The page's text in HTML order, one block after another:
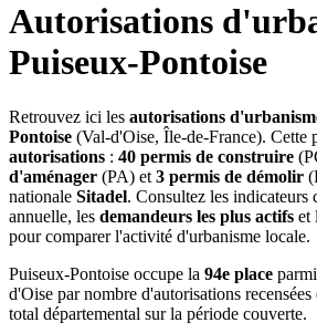
Autorisations
Puiseux-Pontoise
Retrouvez ici les autorisations
Pontoise (Val-d'Oise, Île-de-France). Cette
autorisations : 40 permis de construire
d'aménager (PA) et 3 permis de démolir
nationale Sitadel. Consultez les indicateurs
annuelle, les demandeurs les plus actifs et
pour comparer l'activité d'urbanisme locale.
Puiseux-Pontoise occupe la 94e place
d'Oise par nombre d'autorisations recensées
total départemental sur la période couverte.